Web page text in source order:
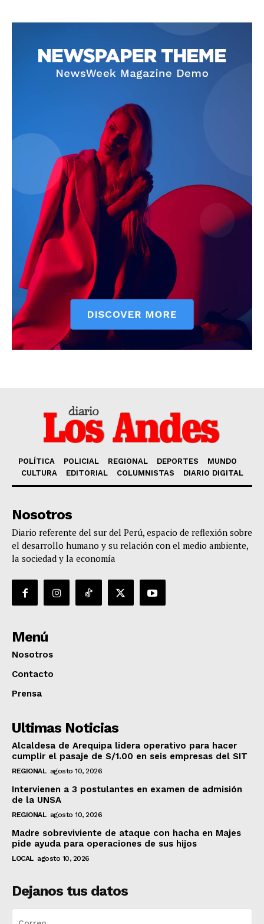
Nosotros
POLÍTICA POLICIAL REGIONAL DEPORTES
MUNDO
CULTURA
EDITORIAL COLUMNISTAS DIARIO DIGITAL
Nosotros
Diario referente del sur del Perú, espacio de reflexión sobre
el desarrollo humano y su relación con el medio ambiente,
la sociedad y la economía
Menú
Nosotros
Contacto
Prensa
Ultimas Noticias
Alcaldesa de Arequipa lidera operativo para hacer
cumplir el pasaje de S/1.00 en seis empresas del SIT
REGIONAL agosto 10, 2026
Intervienen a 3 postulantes en examen de admisión
de la UNSA
REGIONAL agosto 10, 2026
Madre sobreviviente de ataque con hacha en Majes
pide ayuda para operaciones de sus hijos
LOCAL agosto 10, 2026
Dejanos tus datos